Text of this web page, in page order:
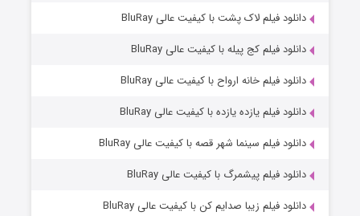
شوگر فصل ۲
دانلود فیلم لاک پشت با کیفیت عالی BluRay
دانلود فیلم کج‌ پیله با کیفیت عالی BluRay
دانلود فیلم خانه ارواح با کیفیت عالی BluRay
دانلود فیلم یازده یازده با کیفیت عالی BluRay
دانلود فیلم سینما شهر قصه با کیفیت عالی BluRay
دانلود فیلم پیشمرگ با کیفیت عالی BluRay
دانلود فیلم زیبا صدایم کن با کیفیت عالی BluRay